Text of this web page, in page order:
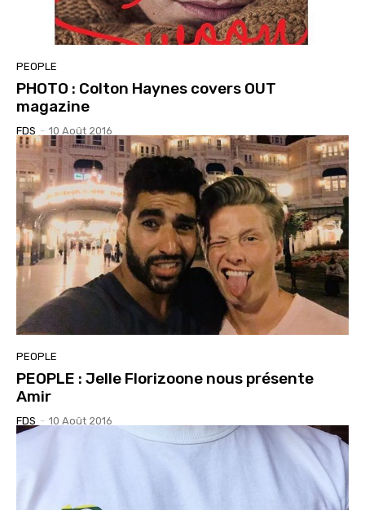
PEOPLE
PHOTO : Colton Haynes covers OUT
magazine
FDS - 10 Août 2016
PEOPLE
PEOPLE : Jelle Florizoone nous présente
Amir
FDS - 10 Août 2016